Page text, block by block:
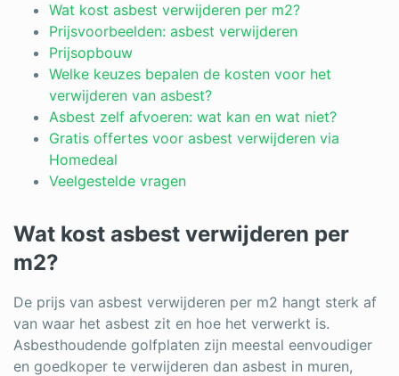
Wat kost asbest verwijderen per m2?
Prijsvoorbeelden: asbest verwijderen
Prijsopbouw
Welke keuzes bepalen de kosten voor het
verwijderen van asbest?
Asbest zelf afvoeren: wat kan en wat niet?
Gratis offertes voor asbest verwijderen via
Homedeal
Veelgestelde vragen
Wat kost asbest verwijderen per
m2?
De prijs van asbest verwijderen per m2 hangt sterk af
van waar het asbest zit en hoe het verwerkt is.
Asbesthoudende golfplaten zijn meestal eenvoudiger
en goedkoper te verwijderen dan asbest in muren,